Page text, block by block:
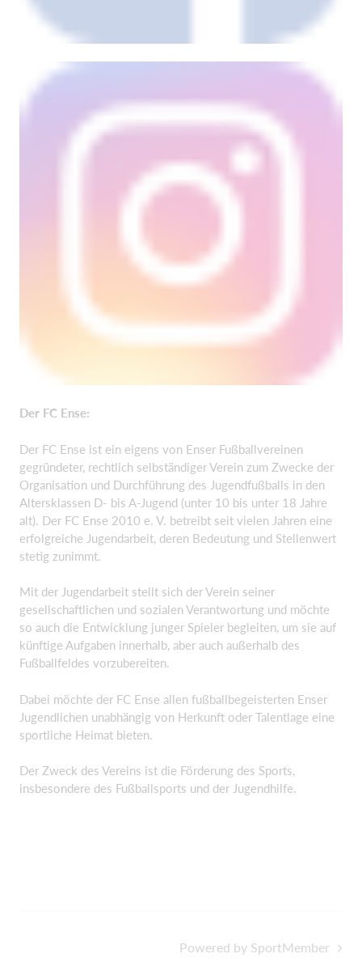
Der FC Ense:
Der FC Ense ist ein eigens von Enser Fußballvereinen
gegründeter, rechtlich selbständiger Verein zum Zwecke der
Organisation und Durchführung des Jugendfußballs in den
Altersklassen D- bis A-Jugend (unter 10 bis unter 18 Jahre
alt). Der FC Ense 2010 e. V. betreibt seit vielen Jahren eine
erfolgreiche Jugendarbeit, deren Bedeutung und Stellenwert
stetig zunimmt.
Mit der Jugendarbeit stellt sich der Verein seiner
gesellschaftlichen und sozialen Verantwortung und möchte
so auch die Entwicklung junger Spieler begleiten, um sie auf
künftige Aufgaben innerhalb, aber auch außerhalb des
Fußballfeldes vorzubereiten.
Dabei möchte der FC Ense allen fußballbegeisterten Enser
Jugendlichen unabhängig von Herkunft oder Talentlage eine
sportliche Heimat bieten.
Der Zweck des Vereins ist die Förderung des Sports,
insbesondere des Fußballsports und der Jugendhilfe.
Powered by SportMember